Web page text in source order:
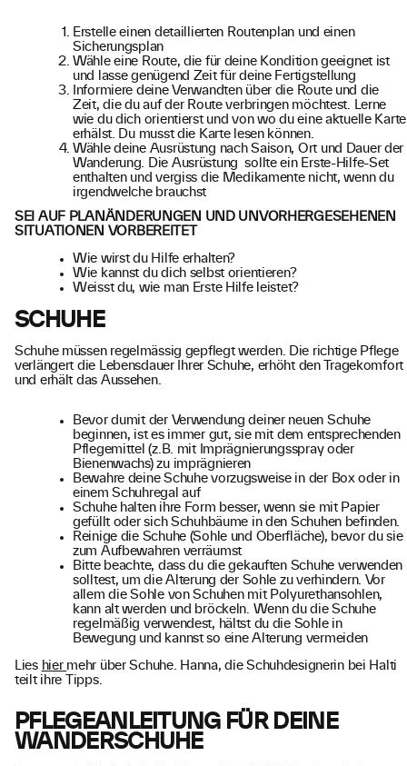
Erstelle einen detaillierten Routenplan und einen
Sicherungsplan
Wähle eine Route, die für deine Kondition geeignet ist
und lasse genügend Zeit für deine Fertigstellung
Informiere deine Verwandten über die Route und die
Zeit, die du auf der Route verbringen möchtest. Lerne
wie du dich orientierst und von wo du eine aktuelle Karte
erhälst. Du musst die Karte lesen können.
Wähle deine Ausrüstung nach Saison, Ort und Dauer der
Wanderung. Die Ausrüstung sollte ein Erste-Hilfe-Set
enthalten und vergiss die Medikamente nicht, wenn du
irgendwelche brauchst
SEI AUF PLANÄNDERUNGEN UND UNVORHERGESEHENEN
SITUATIONEN VORBEREITET
Wie wirst du Hilfe erhalten?
Wie kannst du dich selbst orientieren?
Weisst du, wie man Erste Hilfe leistet?
SCHUHE
Schuhe müssen regelmässig gepflegt werden. Die richtige Pflege
verlängert die Lebensdauer Ihrer Schuhe, erhöht den Tragekomfort
und erhält das Aussehen.
Bevor dumit der Verwendung deiner neuen Schuhe
beginnen, ist es immer gut, sie mit dem entsprechenden
Pflegemittel (z.B. mit Imprägnierungsspray oder
Bienenwachs) zu imprägnieren
Bewahre deine Schuhe vorzugsweise in der Box oder in
einem Schuhregal auf
Schuhe halten ihre Form besser, wenn sie mit Papier
gefüllt oder sich Schuhbäume in den Schuhen befinden.
Reinige die Schuhe (Sohle und Oberfläche), bevor du sie
zum Aufbewahren verräumst
Bitte beachte, dass du die gekauften Schuhe verwenden
solltest, um die Alterung der Sohle zu verhindern. Vor
allem die Sohle von Schuhen mit Polyurethansohlen,
kann alt werden und bröckeln. Wenn du die Schuhe
regelmäßig verwendest, hältst du die Sohle in
Bewegung und kannst so eine Alterung vermeiden
Lies hier mehr über Schuhe. Hanna, die Schuhdesignerin bei Halti
teilt ihre Tipps.
PFLEGEANLEITUNG FÜR DEINE
WANDERSCHUHE